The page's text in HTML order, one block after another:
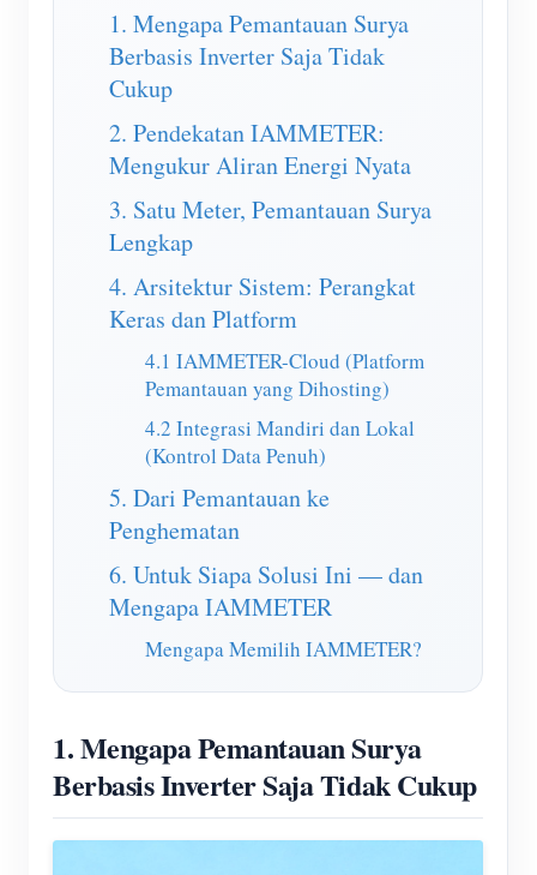
Meteran maya
Sistem Peramalan dan Simulasi Energi
Aplikasi
Monitor Energi Sistem PV Surya
Monitor penggunaan listrik
Sistem kontrol pemanas PV
Pemantauan Energi Pabrik
Toko
Sumber daya
Mulai Cepat Produk
Video Tutorial
FAQ
Blog
Masyarakat
Program Kontributor
Kontribusi Konten
Kontribusi Teknis
Poin Hadiah
forum
Pengembang
Program Hadiah
Tentang kami
1. Mengapa Pemantauan Surya
Berbasis Inverter Saja Tidak
Cukup
2. Pendekatan IAMMETER:
Mengukur Aliran Energi Nyata
3. Satu Meter, Pemantauan Surya
Lengkap
4. Arsitektur Sistem: Perangkat
Keras dan Platform
4.1 IAMMETER-Cloud (Platform
Pemantauan yang Dihosting)
4.2 Integrasi Mandiri dan Lokal
(Kontrol Data Penuh)
5. Dari Pemantauan ke
Penghematan
6. Untuk Siapa Solusi Ini — dan
Mengapa IAMMETER
Mengapa Memilih IAMMETER?
1. Mengapa Pemantauan Surya
Berbasis Inverter Saja Tidak Cukup